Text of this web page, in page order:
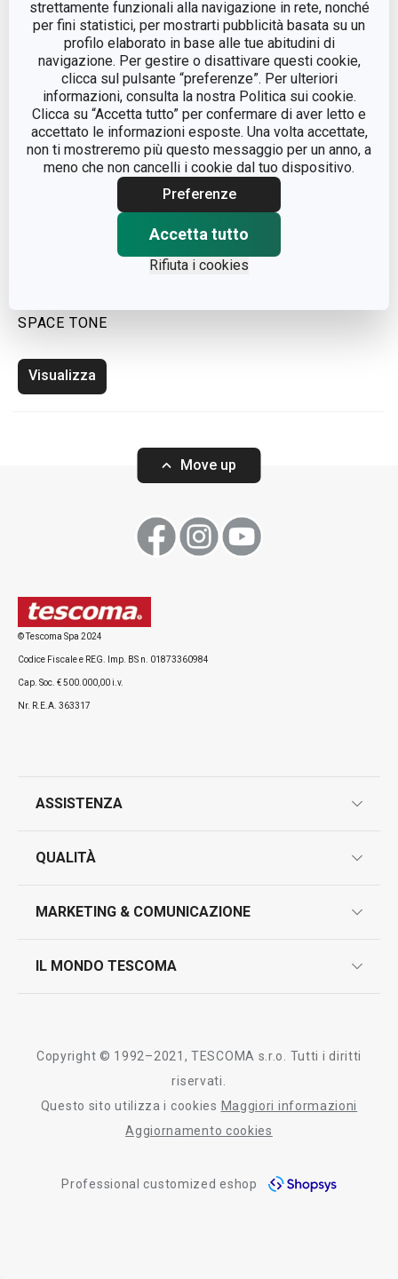
strettamente funzionali alla navigazione in rete, nonché
per fini statistici, per mostrarti pubblicità basata su un
profilo elaborato in base alle tue abitudini di
navigazione. Per gestire o disattivare questi cookie,
clicca sul pulsante “preferenze”. Per ulteriori
informazioni, consulta la nostra Politica sui cookie.
Clicca su “Accetta tutto” per confermare di aver letto e
accettato le informazioni esposte. Una volta accettate,
non ti mostreremo più questo messaggio per un anno, a
meno che non cancelli i cookie dal tuo dispositivo.
Preferenze
Accetta tutto
Rifiuta i cookies
Visualizza Visualizza
SPACE TONE
Visualizza
Move up
© Tescoma Spa 2024
Codice Fiscale e REG. Imp. BS n. 01873360984
Cap. Soc. € 500.000,00 i.v.
Nr. R.E.A. 363317
ASSISTENZA
contatti
QUALITÀ
test sui prodotti
MARKETING & COMUNICAZIONE
IL MONDO TESCOMA
Tescoma nel mondo
informativa whistleblowing
Copyright © 1992–2021, TESCOMA s.r.o. Tutti i diritti
riservati.
Questo sito utilizza i cookies Maggiori informazioni
Aggiornamento cookies
Professional customized eshop